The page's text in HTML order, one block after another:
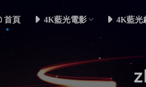
首頁 4K藍光電影 4K藍光